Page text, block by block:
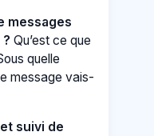
messages
?Qu’est ce que
quelle
message vais-
suivi de